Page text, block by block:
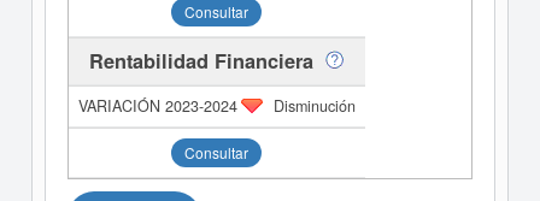
Consultar
Rentabilidad Financiera
Disminución
Consultar